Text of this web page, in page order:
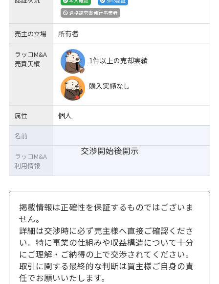
適格請求書発行事業者
売主の立場 所有者
ラッコM&A
売買実績
1件以上の売却実績
購入実績なし
属性 個人
交渉開始後開示
名前
ラッコM&A
利用情報
掲載情報は正確性を保証するものではございま
せん。
詳細は交渉時に必ず売主様へ直接ご確認くださ
い。特に事業の仕組みや収益構造について十分
にご理解・ご納得の上で交渉されてください。
取引に関する最終的な判断は買主様ご自身の責
任でお願いいたします。